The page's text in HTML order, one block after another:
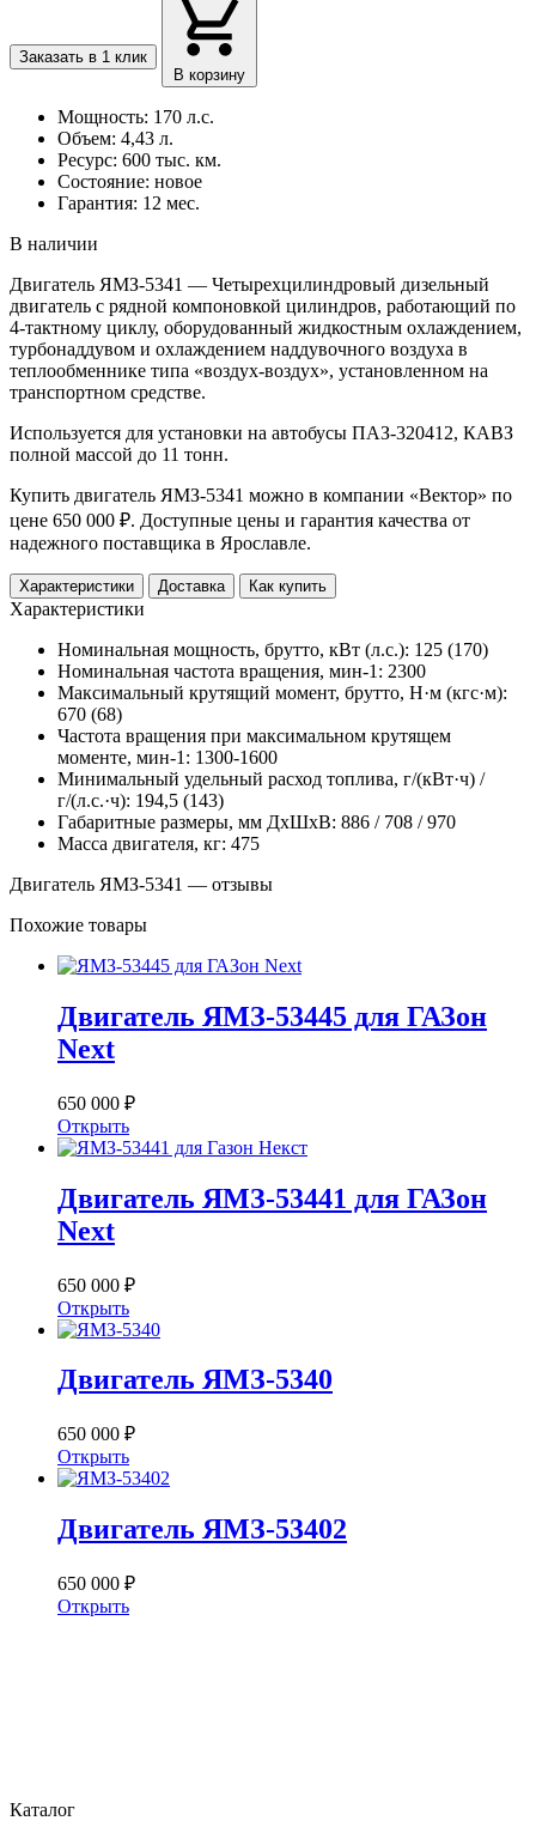
Заказать в 1 клик
В корзину
Мощность: 170 л.с.
Объем: 4,43 л.
Ресурс: 600 тыс. км.
Состояние: новое
Гарантия: 12 мес.
В наличии
Двигатель ЯМЗ-5341 — Четырехцилиндровый дизельный
двигатель с рядной компоновкой цилиндров, работающий по
4-тактному циклу, оборудованный жидкостным охлаждением,
турбонаддувом и охлаждением наддувочного воздуха в
теплообменнике типа «воздух-воздух», установленном на
транспортном средстве.
Используется для установки на автобусы ПАЗ-320412, КАВЗ
полной массой до 11 тонн.
Купить двигатель ЯМЗ-5341 можно в компании «Вектор» по
цене 650 000 ₽. Доступные цены и гарантия качества от
надежного поставщика в Ярославле.
Характеристики Доставка Как купить
Характеристики
Номинальная мощность, брутто, кВт (л.с.): 125 (170)
Номинальная частота вращения, мин-1: 2300
Максимальный крутящий момент, брутто, Н·м (кгс·м):
670 (68)
Частота вращения при максимальном крутящем
моменте, мин-1: 1300-1600
Минимальный удельный расход топлива, г/(кВт·ч) /
г/(л.с.·ч): 194,5 (143)
Габаритные размеры, мм ДхШхВ: 886 / 708 / 970
Масса двигателя, кг: 475
Двигатель ЯМЗ-5341 — отзывы
Похожие товары
Двигатель ЯМЗ-53445 для ГАЗон
Next
650 000 ₽
Открыть
Двигатель ЯМЗ-53441 для ГАЗон
Next
650 000 ₽
Открыть
Двигатель ЯМЗ-5340
650 000 ₽
Открыть
Двигатель ЯМЗ-53402
650 000 ₽
Открыть
Каталог